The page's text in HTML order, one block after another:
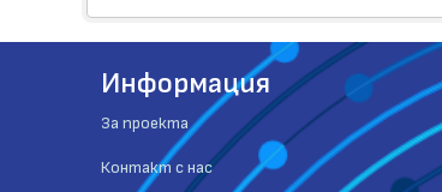
Информация
За проекта
Контакт с нас